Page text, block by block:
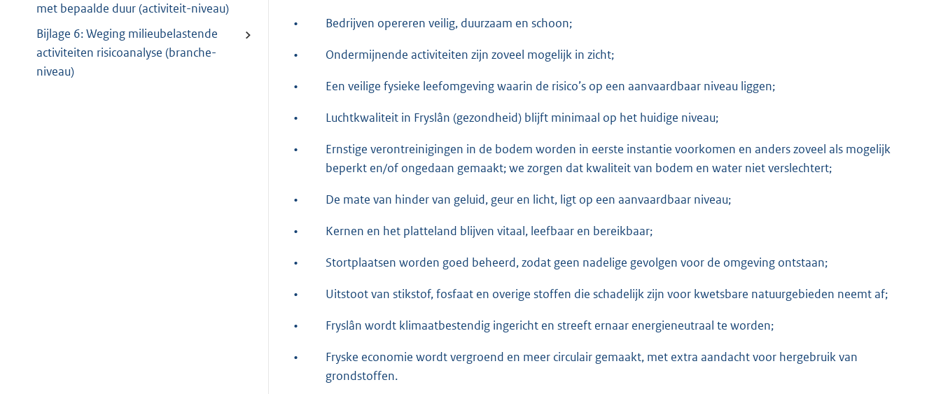
met bepaalde duur (activiteit-niveau)
Bijlage 6: Weging milieubelastende
activiteiten risicoanalyse (branche-
niveau)
• Bedrijven opereren veilig, duurzaam en schoon;
• Ondermijnende activiteiten zijn zoveel mogelijk in zicht;
• Een veilige fysieke leefomgeving waarin de risico’s op een aanvaardbaar niveau liggen;
• Luchtkwaliteit in Fryslân (gezondheid) blijft minimaal op het huidige niveau;
•
Ernstige verontreinigingen in de bodem worden in eerste instantie voorkomen en anders zoveel als mogelijk
beperkt en/of ongedaan gemaakt; we zorgen dat kwaliteit van bodem en water niet verslechtert;
• De mate van hinder van geluid, geur en licht, ligt op een aanvaardbaar niveau;
• Kernen en het platteland blijven vitaal, leefbaar en bereikbaar;
• Stortplaatsen worden goed beheerd, zodat geen nadelige gevolgen voor de omgeving ontstaan;
• Uitstoot van stikstof, fosfaat en overige stoffen die schadelijk zijn voor kwetsbare natuurgebieden neemt af;
• Fryslân wordt klimaatbestendig ingericht en streeft ernaar energieneutraal te worden;
•
Fryske economie wordt vergroend en meer circulair gemaakt, met extra aandacht voor hergebruik van
grondstoffen.